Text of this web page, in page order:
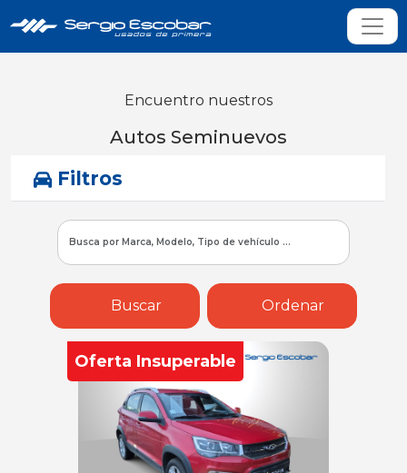
Encuentro nuestros
Autos Seminuevos
Filtros
Buscar Ordenar
Oferta Insuperable